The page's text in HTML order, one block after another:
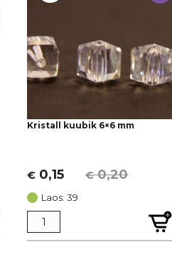
Kristall kuubik 6×6 mm
€0,20
Algne
hind
oli:
€ 0,20.
€ 0,15
Current
price
is:
€ 0,15.
Laos: 39